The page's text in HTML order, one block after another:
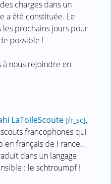
charges dans un
a été constituée. Le
prochains jours pour
possible !
à nous rejoindre en
LaToileScoute
,
francophones qui
en français de France…
dans un langage
: le schtroumpf !